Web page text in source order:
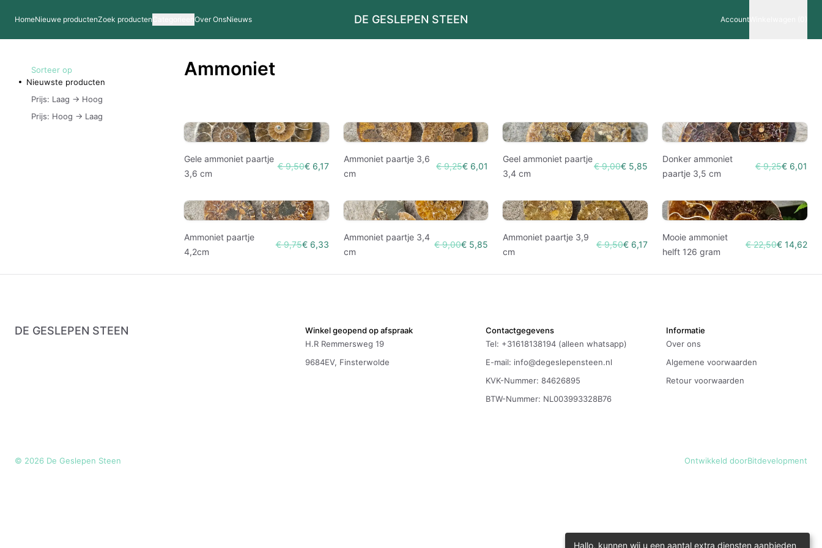
HomeNieuwe productenZoek producten Over OnsNieuws DE GESLEPEN STEEN Account
Sorteer op
Nieuwste producten
Prijs: Laag -> Hoog
Prijs: Hoog -> Laag
Ammoniet
Gele ammoniet paartje
3,6 cm
€ 9,50€ 6,17
Ammoniet paartje 3,6
cm
€ 9,25€ 6,01
Geel ammoniet paartje
3,4 cm
€ 9,00€ 5,85
Donker ammoniet
paartje 3,5 cm
€ 9,25€ 6,01
Ammoniet paartje
4,2cm
€ 9,75€ 6,33
Ammoniet paartje 3,4
cm
€ 9,00€ 5,85
Ammoniet paartje 3,9
cm
€ 9,50€ 6,17
Mooie ammoniet
helft 126 gram
€ 22,50€ 14,62
DE GESLEPEN STEEN
Winkel geopend op afspraak
H.R Remmersweg 19
9684EV, Finsterwolde
Contactgegevens
Tel: +31618138194 (alleen whatsapp)
E-mail: info@degeslepensteen.nl
KVK-Nummer: 84626895
BTW-Nummer: NL003993328B76
Informatie
Over ons
Algemene voorwaarden
Retour voorwaarden
© 2026 De Geslepen Steen Ontwikkeld doorBitdevelopment
Hallo, kunnen wij u een aantal extra diensten aanbieden